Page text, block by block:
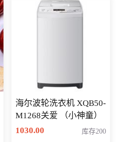
海尔波轮洗衣机 XQB50-
M1268关爱 （小神童）
1030.00
库存200